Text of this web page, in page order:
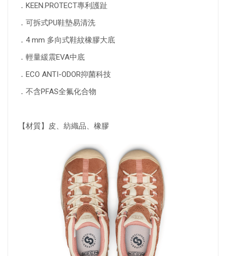
．KEEN.PROTECT專利護趾
．可拆式PU鞋墊易清洗
．4 mm 多向式鞋紋橡膠大底
．輕量緩震EVA中底
．ECO ANTI-ODOR抑菌科技
．不含PFAS全氟化合物
【材質】皮、紡織品、橡膠